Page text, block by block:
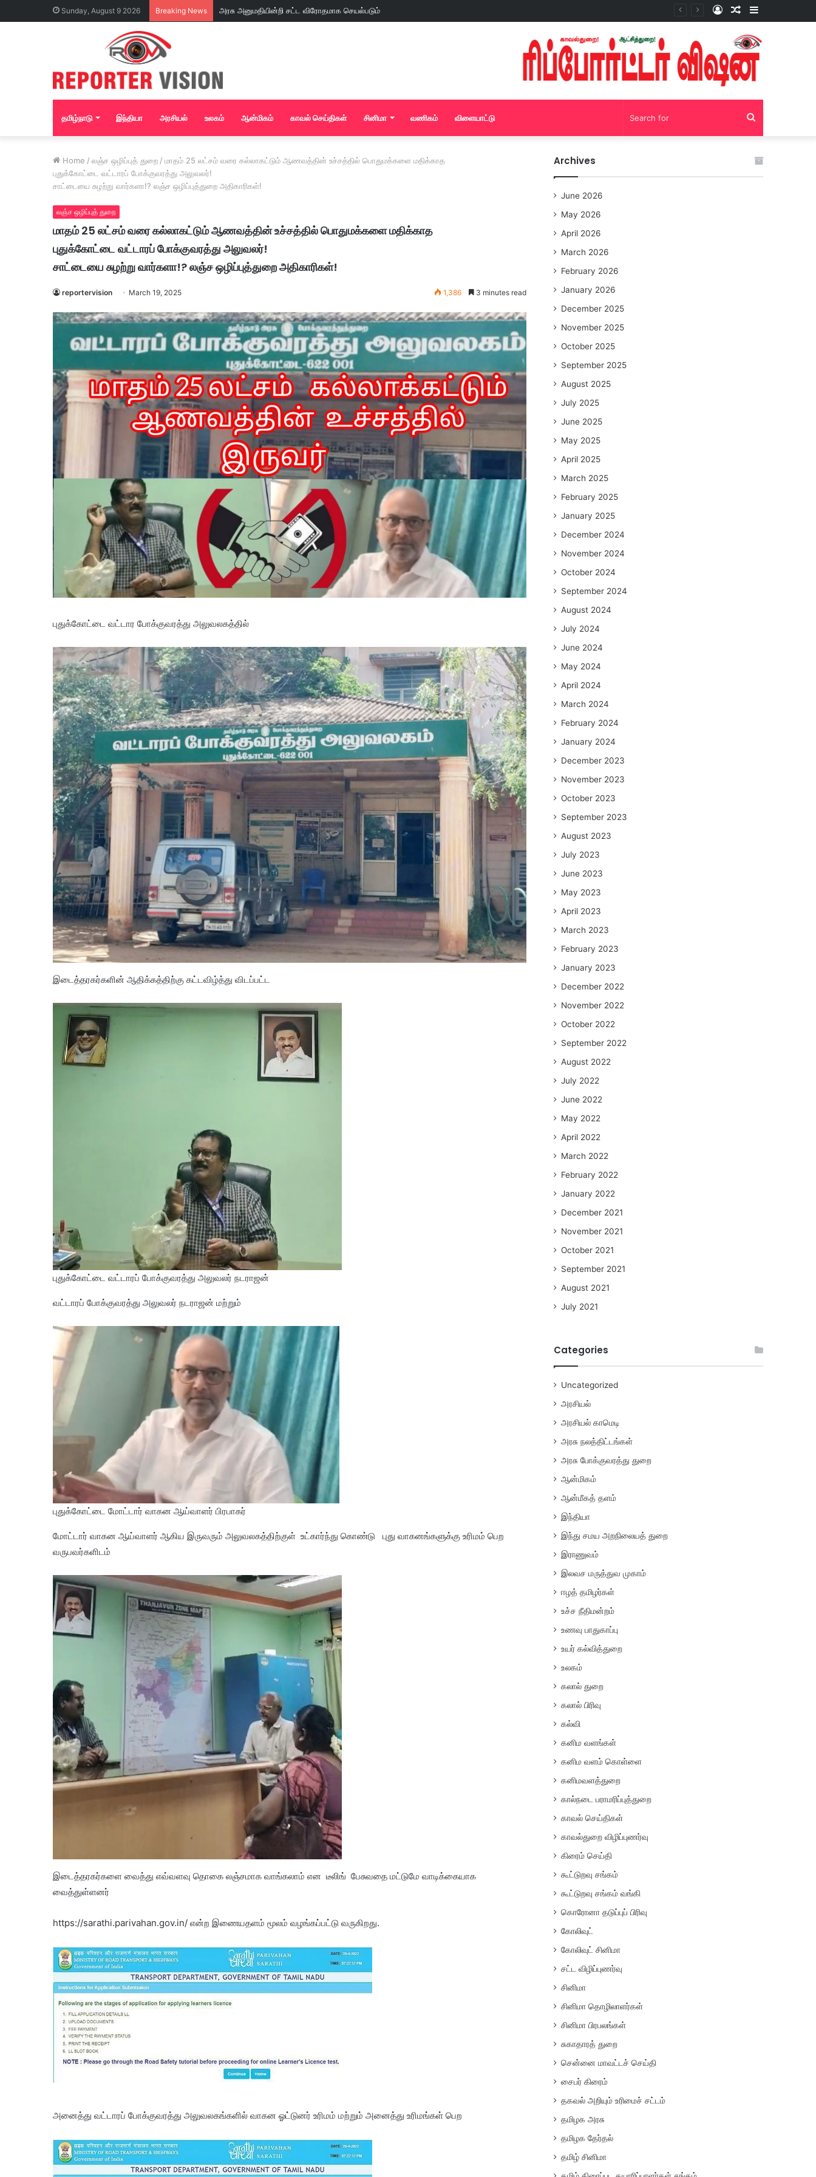
Sunday, August 9 2026 Breaking News Sidebar
Random
Log
தமிழ்நாடு இந்தியா அரசியல் உலகம் ஆன்மிகம் காவல் செய்திகள் சினிமா வணிகம் விளையாட்டு Search
Home / லஞ்ச ஒழிப்புத் துறை / மாதம் 25 லட்சம் வரை கல்லாகட்டும் ஆணவத்தின் உச்சத்தில் பொதுமக்களை மதிக்காத
புதுக்கோட்டை வட்டாரப் போக்குவரத்து அலுவலர்!
சாட்டையை சுழற்று வார்களா!? லஞ்ச ஒழிப்புத்துறை அதிகாரிகள்!
லஞ்ச ஒழிப்புத் துறை
மாதம் 25 லட்சம் வரை கல்லாகட்டும் ஆணவத்தின் உச்சத்தில் பொதுமக்களை மதிக்காத
புதுக்கோட்டை வட்டாரப் போக்குவரத்து அலுவலர்!
சாட்டையை சுழற்று வார்களா!? லஞ்ச ஒழிப்புத்துறை அதிகாரிகள்!
reportervision March 19, 2025 1,386 3 minutes read
புதுக்கோட்டை வட்டார போக்குவரத்து அலுவலகத்தில்
இடைத்தரகர்களின் ஆதிக்கத்திற்கு கட்டவிழ்த்து விடப்பட்ட
புதுக்கோட்டை வட்டாரப் போக்குவரத்து அலுவலர் நடராஜன்
வட்டாரப் போக்குவரத்து அலுவலர் நடராஜன் மற்றும்
புதுக்கோட்டை மோட்டார் வாகன ஆய்வாளர் பிரபாகர்
மோட்டார் வாகன ஆய்வாளர் ஆகிய இருவரும் அலுவலகத்திற்குள் உட்கார்ந்து கொண்டு புது வாகனங்களுக்கு உரிமம் பெற
வருபவர்களிடம்
இடைத்தரகர்களை வைத்து எவ்வளவு தொகை லஞ்சமாக வாங்கலாம் என டீலிங் பேசுவதை மட்டுமே வாடிக்கையாக
வைத்துள்ளனர்
https://sarathi.parivahan.gov.in/ என்ற இணையதளம் மூலம் வழங்கப்பட்டு வருகிறது.
அனைத்து வட்டாரப் போக்குவரத்து அலுவலகங்களில் வாகன ஓட்டுனர் உரிமம் மற்றும் அனைத்து உரிமங்கள் பெற
Archives
June 2026
May 2026
April 2026
March 2026
February 2026
January 2026
December 2025
November 2025
October 2025
September 2025
August 2025
July 2025
June 2025
May 2025
April 2025
March 2025
February 2025
January 2025
December 2024
November 2024
October 2024
September 2024
August 2024
July 2024
June 2024
May 2024
April 2024
March 2024
February 2024
January 2024
December 2023
November 2023
October 2023
September 2023
August 2023
July 2023
June 2023
May 2023
April 2023
March 2023
February 2023
January 2023
December 2022
November 2022
October 2022
September 2022
August 2022
July 2022
June 2022
May 2022
April 2022
March 2022
February 2022
January 2022
December 2021
November 2021
October 2021
September 2021
August 2021
July 2021
Categories
Uncategorized
அரசியல்
அரசியல் காமெடி
அரசு நலத்திட்டங்கள்
அரசு போக்குவரத்து துறை
ஆன்மிகம்
ஆன்மீகத் தளம்
இந்தியா
இந்து சமய அறநிலையத் துறை
இராணுவம்
இலவச மருத்துவ முகாம்
ஈழத் தமிழர்கள்
உச்ச நீதிமன்றம்
உணவு பாதுகாப்பு
உயர் கல்வித்துறை
உலகம்
கலால் துறை
கலால் பிரிவு
கல்வி
கனிம வளங்கள்
கனிம வளம் கொள்ளை
கனிமவளத்துறை
கால்நடை பராமரிப்புத்துறை
காவல் செய்திகள்
காவல்துறை விழிப்புணர்வு
கிரைம் செய்தி
கூட்டுறவு சங்கம்
கூட்டுறவு சங்கம் வங்கி
கொரோனா தடுப்புப் பிரிவு
கோலிவுட்
கோலிவுட் சினிமா
சட்ட விழிப்புணர்வு
சினிமா
சினிமா தொழிலாளர்கள்
சினிமா பிரபலங்கள்
சுகாதாரத் துறை
சென்னை மாவட்டச் செய்தி
சைபர் கிரைம்
தகவல் அறியும் உரிமைச் சட்டம்
தமிழக அரசு
தமிழக தேர்தல்
தமிழ் சினிமா